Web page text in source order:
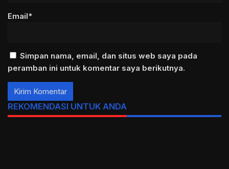
Email*
Simpan nama, email, dan situs web saya pada
peramban ini untuk komentar saya berikutnya.
REKOMENDASI UNTUK ANDA